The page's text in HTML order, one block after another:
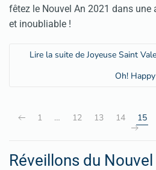
fêtez le Nouvel An 2021 dans
et inoubliable !
Lire la suite de Joyeuse Saint
Oh! Happy
1 … 12 13 14 15
Réveillons du